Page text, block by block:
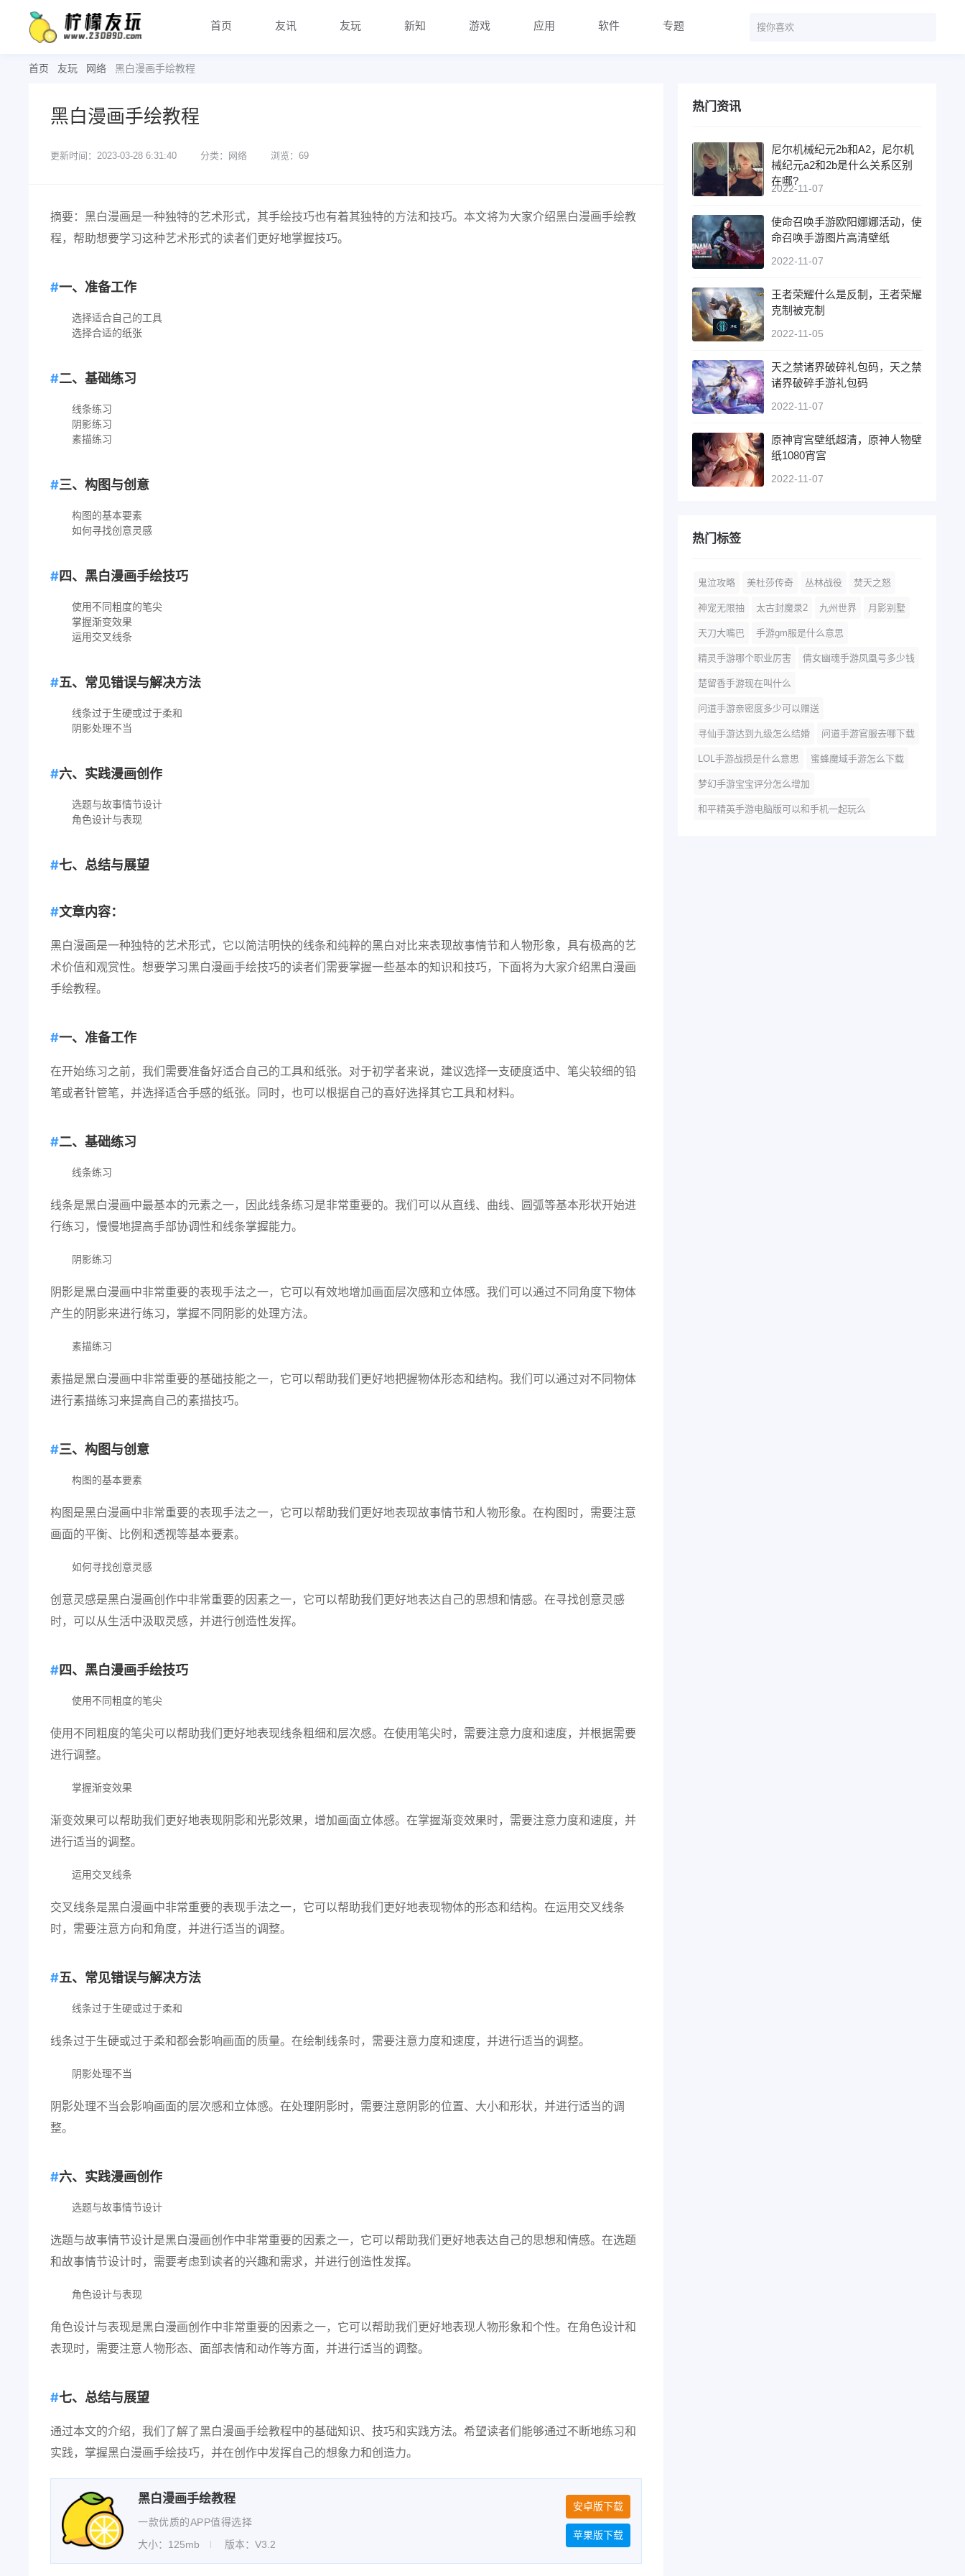
首页 友讯 友玩 新知 游戏 应用 软件 专题
首页 友玩 网络 黑白漫画手绘教程
黑白漫画手绘教程
更新时间：2023-03-28 6:31:40 分类：网络 浏览：69
摘要：黑白漫画是一种独特的艺术形式，其手绘技巧也有着其独特的方法和技巧。本文将为大家介绍黑白漫画手绘教
程，帮助想要学习这种艺术形式的读者们更好地掌握技巧。
一、准备工作
选择适合自己的工具
选择合适的纸张
二、基础练习
线条练习
阴影练习
素描练习
三、构图与创意
构图的基本要素
如何寻找创意灵感
四、黑白漫画手绘技巧
使用不同粗度的笔尖
掌握渐变效果
运用交叉线条
五、常见错误与解决方法
线条过于生硬或过于柔和
阴影处理不当
六、实践漫画创作
选题与故事情节设计
角色设计与表现
七、总结与展望
文章内容：
黑白漫画是一种独特的艺术形式，它以简洁明快的线条和纯粹的黑白对比来表现故事情节和人物形象，具有极高的艺
术价值和观赏性。想要学习黑白漫画手绘技巧的读者们需要掌握一些基本的知识和技巧，下面将为大家介绍黑白漫画
手绘教程。
一、准备工作
在开始练习之前，我们需要准备好适合自己的工具和纸张。对于初学者来说，建议选择一支硬度适中、笔尖较细的铅
笔或者针管笔，并选择适合手感的纸张。同时，也可以根据自己的喜好选择其它工具和材料。
二、基础练习
线条练习
线条是黑白漫画中最基本的元素之一，因此线条练习是非常重要的。我们可以从直线、曲线、圆弧等基本形状开始进
行练习，慢慢地提高手部协调性和线条掌握能力。
阴影练习
阴影是黑白漫画中非常重要的表现手法之一，它可以有效地增加画面层次感和立体感。我们可以通过不同角度下物体
产生的阴影来进行练习，掌握不同阴影的处理方法。
素描练习
素描是黑白漫画中非常重要的基础技能之一，它可以帮助我们更好地把握物体形态和结构。我们可以通过对不同物体
进行素描练习来提高自己的素描技巧。
三、构图与创意
构图的基本要素
构图是黑白漫画中非常重要的表现手法之一，它可以帮助我们更好地表现故事情节和人物形象。在构图时，需要注意
画面的平衡、比例和透视等基本要素。
如何寻找创意灵感
创意灵感是黑白漫画创作中非常重要的因素之一，它可以帮助我们更好地表达自己的思想和情感。在寻找创意灵感
时，可以从生活中汲取灵感，并进行创造性发挥。
四、黑白漫画手绘技巧
使用不同粗度的笔尖
使用不同粗度的笔尖可以帮助我们更好地表现线条粗细和层次感。在使用笔尖时，需要注意力度和速度，并根据需要
进行调整。
掌握渐变效果
渐变效果可以帮助我们更好地表现阴影和光影效果，增加画面立体感。在掌握渐变效果时，需要注意力度和速度，并
进行适当的调整。
运用交叉线条
交叉线条是黑白漫画中非常重要的表现手法之一，它可以帮助我们更好地表现物体的形态和结构。在运用交叉线条
时，需要注意方向和角度，并进行适当的调整。
五、常见错误与解决方法
线条过于生硬或过于柔和
线条过于生硬或过于柔和都会影响画面的质量。在绘制线条时，需要注意力度和速度，并进行适当的调整。
阴影处理不当
阴影处理不当会影响画面的层次感和立体感。在处理阴影时，需要注意阴影的位置、大小和形状，并进行适当的调
整。
六、实践漫画创作
选题与故事情节设计
选题与故事情节设计是黑白漫画创作中非常重要的因素之一，它可以帮助我们更好地表达自己的思想和情感。在选题
和故事情节设计时，需要考虑到读者的兴趣和需求，并进行创造性发挥。
角色设计与表现
角色设计与表现是黑白漫画创作中非常重要的因素之一，它可以帮助我们更好地表现人物形象和个性。在角色设计和
表现时，需要注意人物形态、面部表情和动作等方面，并进行适当的调整。
七、总结与展望
通过本文的介绍，我们了解了黑白漫画手绘教程中的基础知识、技巧和实践方法。希望读者们能够通过不断地练习和
实践，掌握黑白漫画手绘技巧，并在创作中发挥自己的想象力和创造力。
黑白漫画手绘教程
一款优质的APP值得选择
大小：125mb
版本：V3.2
安卓版下载
苹果版下载
热门资讯
尼尔机械纪元2b和A2，尼尔机
械纪元a2和2b是什么关系区别
在哪?
2022-11-07
使命召唤手游欧阳娜娜活动，使
命召唤手游图片高清壁纸
2022-11-07
王者荣耀什么是反制，王者荣耀
克制被克制
2022-11-05
天之禁诸界破碎礼包码，天之禁
诸界破碎手游礼包码
2022-11-07
原神宵宫壁纸超清，原神人物壁
纸1080宵宫
2022-11-07
热门标签
鬼泣攻略 美杜莎传奇 丛林战役 焚天之怒
神宠无限抽 太古封魔录2 九州世界 月影别墅
天刀大嘴巴 手游gm服是什么意思
精灵手游哪个职业厉害 倩女幽魂手游凤凰号多少钱
楚留香手游现在叫什么
问道手游亲密度多少可以赠送
寻仙手游达到九级怎么结婚 问道手游官服去哪下载
LOL手游战损是什么意思 蜜蜂魔域手游怎么下载
梦幻手游宝宝评分怎么增加
和平精英手游电脑版可以和手机一起玩么